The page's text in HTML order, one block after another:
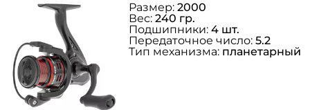
Размер: 2000
Вес: 240 гр.
Подшипники: 4 шт.
Передаточное число: 5.2
Тип механизма: планетарный